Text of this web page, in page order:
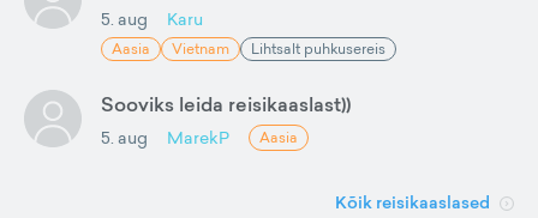
5. aug Karu
Aasia Vietnam Lihtsalt puhkusereis
Sooviks leida reisikaaslast))
5. aug MarekP Aasia
Kõik reisikaaslased